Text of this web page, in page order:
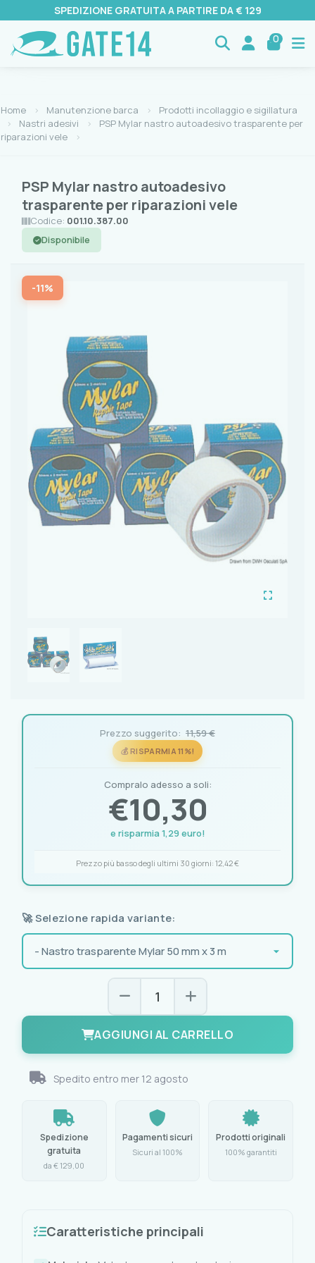
SPEDIZIONE GRATUITA A PARTIRE DA € 129
0
Home Manutenzione barca
Prodotti incollaggio e sigillatura
Nastri adesivi
PSP Mylar nastro autoadesivo trasparente per
riparazioni vele
PSP Mylar nastro autoadesivo
trasparente per riparazioni vele
Codice: 001.10.387.00
Disponibile
-11%
Prezzo suggerito: 11,59 €
💰 RISPARMIA 11%!
Compralo adesso a soli:
€10,30
e risparmia 1,29 euro!
Prezzo più basso degli ultimi 30 giorni: 12,42 €
🚀 Selezione rapida variante:
AGGIUNGI AL CARRELLO
Spedito entro mer 12 agosto
Spedizione
gratuita
da € 129,00
Pagamenti sicuri
Sicuri al 100%
Prodotti originali
100% garantiti
Caratteristiche principali